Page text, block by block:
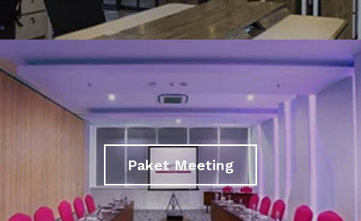
Paket Meeting